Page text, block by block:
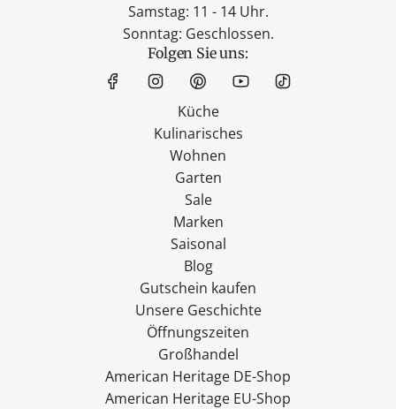
Samstag: 11 - 14 Uhr.
Sonntag: Geschlossen.
Folgen Sie uns:
Küche
Kulinarisches
Wohnen
Garten
Sale
Marken
Saisonal
Blog
Gutschein kaufen
Unsere Geschichte
Öffnungszeiten
Großhandel
American Heritage DE-Shop
American Heritage EU-Shop